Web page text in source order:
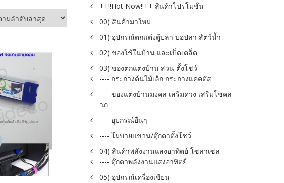
++!!Hot Now!!++ สินค้าโปรโมชั่น
00) สินค้ามาใหม่
01) อุปกรณ์ตกแต่งตู้ปลา บ่อปลา สัตว์น้ำ
02) ของใช้ในบ้าน และเบ็ดเตล็ด
03) ของตกแต่งบ้าน สวน ตั้งโชว์
---- กระถางต้นไม้เล็ก กระถางแคคตัส
---- ของแต่งบ้านมงคล เสริมดวง เสริมโชคล
าภ
---- อุปกรณ์อื่นๆ
---- โมบายแขวน/ตุ๊กตาตั้งโชว์
04) สินค้าพลังงานแสงอาทิตย์ โซล่าเซล
---- ตุ๊กตาพลังงานแสงอาทิตย์
05) อุปกรณ์เครื่องเขียน